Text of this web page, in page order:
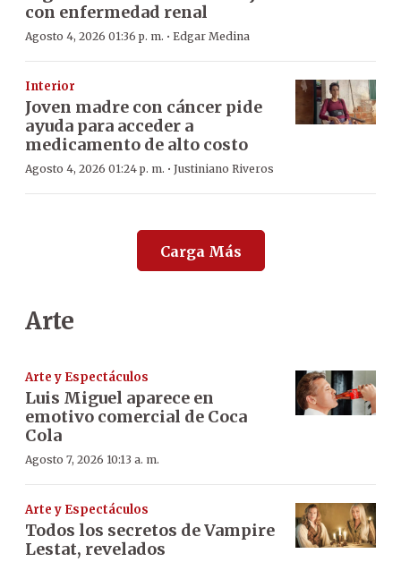
con enfermedad renal
Agosto 4, 2026 01:36 p. m. · Edgar Medina
Interior
Joven madre con cáncer pide
ayuda para acceder a
medicamento de alto costo
Agosto 4, 2026 01:24 p. m. · Justiniano Riveros
Carga Más
Arte
Arte y Espectáculos
Luis Miguel aparece en
emotivo comercial de Coca
Cola
Agosto 7, 2026 10:13 a. m.
Arte y Espectáculos
Todos los secretos de Vampire
Lestat, revelados